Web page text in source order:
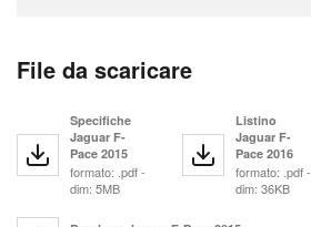
File da scaricare
Specifiche
Jaguar F-
Pace 2015
formato: .pdf -
dim: 5MB
Listino
Jaguar F-
Pace 2016
formato: .pdf -
dim: 36KB